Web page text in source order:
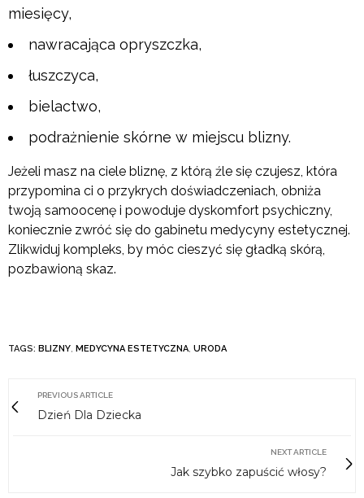
miesięcy,
nawracająca opryszczka,
łuszczyca,
bielactwo,
podrażnienie skórne w miejscu blizny.
Jeżeli masz na ciele bliznę, z którą źle się czujesz, która
przypomina ci o przykrych doświadczeniach, obniża
twoją samoocenę i powoduje dyskomfort psychiczny,
koniecznie zwróć się do gabinetu medycyny estetycznej.
Zlikwiduj kompleks, by móc cieszyć się gładką skórą,
pozbawioną skaz.
TAGS: BLIZNY MEDYCYNA ESTETYCZNA URODA
PREVIOUS ARTICLE
Dzień Dla Dziecka
NEXT ARTICLE
Jak szybko zapuścić włosy?